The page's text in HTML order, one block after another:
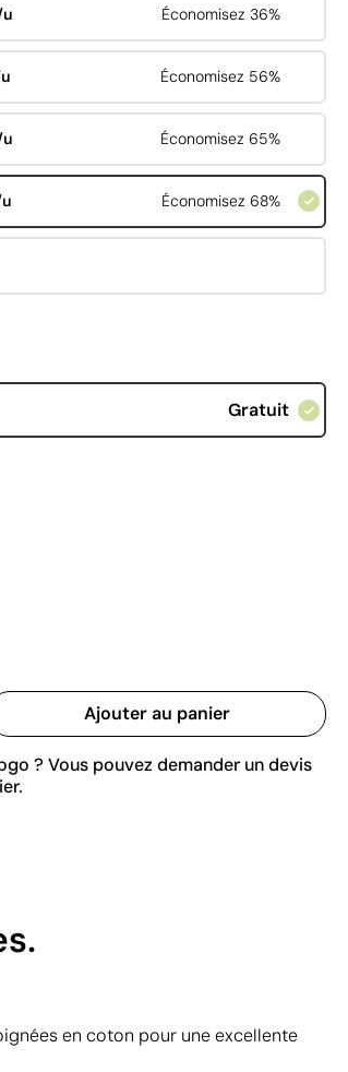
Économisez 36%
Économisez 56%
Économisez 65%
Économisez 68%
Gratuit
Ajouter au panier
? Vous pouvez demander un devis
en coton pour une excellente